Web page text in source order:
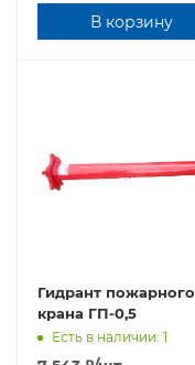
В корзину
Гидрант пожарного
крана ГП-0,5
Есть в наличии: 1